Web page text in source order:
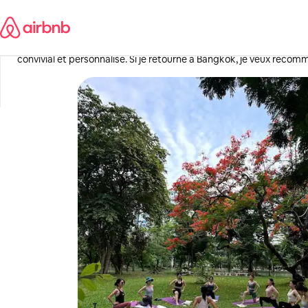
directement
au
, ·Il y a 2 semaines
C'est la meilleure séance, facile d'accès même si vous n'avez
convivial et personnalisé. Si je retourne à Bangkok, je veux